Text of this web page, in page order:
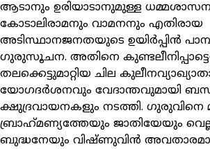
ആടാനും ഉരിയാടാനുമുള്ള
കോടാലിരാമനും വാമനനും എതിരായ
അടിസ്ഥാനജനതയുടെ ഉയിര്‍പ്പിന്‍
ഗുരുസൂചന. അതിനെ
തലക്കെട്ടുമാറ്റിയ ചില
യോഗദര്‍ശനവും വേദാന്തവുമായി
ക്ഷുദ്രവായനകളും നടത്തി. ഗുരുവിനെ
ബ്രാഹ്‌മണ്യത്തേയും ജാതിയേയും
ബുദ്ധനേയും വിഷ്ണുവിന്‍